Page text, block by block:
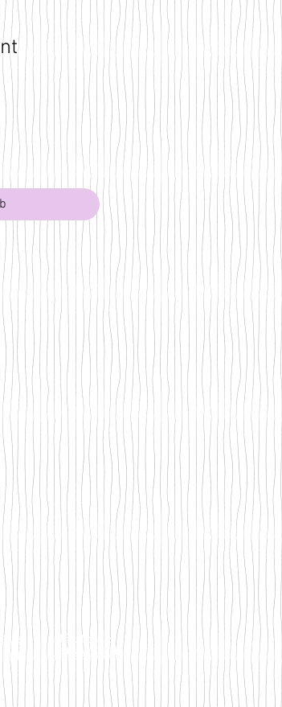
AGB
DATENSCHUTZ-
BESTIMMUNGEN